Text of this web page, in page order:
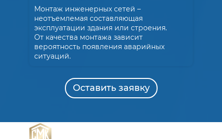
Монтаж инженерных сетей –
неотъемлемая составляющая
эксплуатации здания или строения.
От качества монтажа зависит
вероятность появления аварийных
ситуаций.
Оставить заявку